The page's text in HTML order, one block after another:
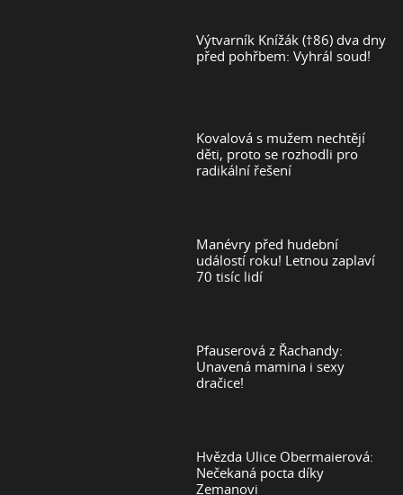
Výtvarník Knížák (†86) dva dny
před pohřbem: Vyhrál soud!
Kovalová s mužem nechtějí
děti, proto se rozhodli pro
radikální řešení
Manévry před hudební
událostí roku! Letnou zaplaví
70 tisíc lidí
Pfauserová z Řachandy:
Unavená mamina i sexy
dračice!
Hvězda Ulice Obermaierová:
Nečekaná pocta díky
Zemanovi